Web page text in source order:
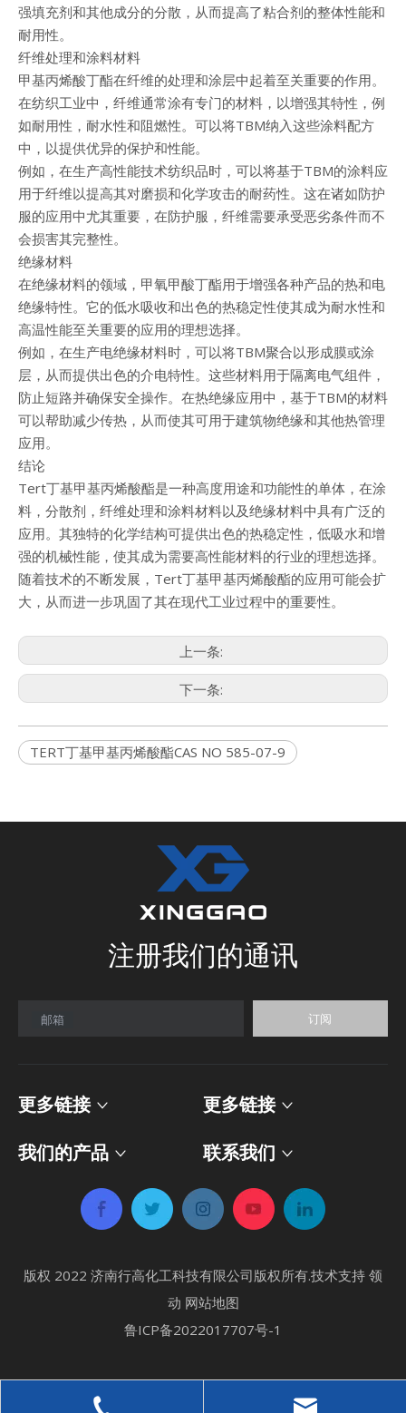
强填充剂和其他成分的分散，从而提高了粘合剂的整体性能和
耐用性。
纤维处理和涂料材料
甲基丙烯酸丁酯在纤维的处理和涂层中起着至关重要的作用。
在纺织工业中，纤维通常涂有专门的材料，以增强其特性，例
如耐用性，耐水性和阻燃性。可以将TBM纳入这些涂料配方
中，以提供优异的保护和性能。
例如，在生产高性能技术纺织品时，可以将基于TBM的涂料应
用于纤维以提高其对磨损和化学攻击的耐药性。这在诸如防护
服的应用中尤其重要，在防护服，纤维需要承受恶劣条件而不
会损害其完整性。
绝缘材料
在绝缘材料的领域，甲氧甲酸丁酯用于增强各种产品的热和电
绝缘特性。它的低水吸收和出色的热稳定性使其成为耐水性和
高温性能至关重要的应用的理想选择。
例如，在生产电绝缘材料时，可以将TBM聚合以形成膜或涂
层，从而提供出色的介电特性。这些材料用于隔离电气组件，
防止短路并确保安全操作。在热绝缘应用中，基于TBM的材料
可以帮助减少传热，从而使其可用于建筑物绝缘和其他热管理
应用。
结论
Tert丁基甲基丙烯酸酯是一种高度用途和功能性的单体，在涂
料，分散剂，纤维处理和涂料材料以及绝缘材料中具有广泛的
应用。其独特的化学结构可提供出色的热稳定性，低吸水和增
强的机械性能，使其成为需要高性能材料的行业的理想选择。
随着技术的不断发展，Tert丁基甲基丙烯酸酯的应用可能会扩
大，从而进一步巩固了其在现代工业过程中的重要性。
上一条:
下一条:
TERT丁基甲基丙烯酸酯CAS NO 585-07-9
注册我们的通讯
邮箱 订阅
更多链接
更多链接
我们的产品
联系我们
版权 2022 济南行高化工科技有限公司版权所有.技术支持 领
动 网站地图
鲁ICP备2022017707号-1